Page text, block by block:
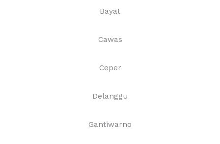
Bayat
Cawas
Ceper
Delanggu
Gantiwarno